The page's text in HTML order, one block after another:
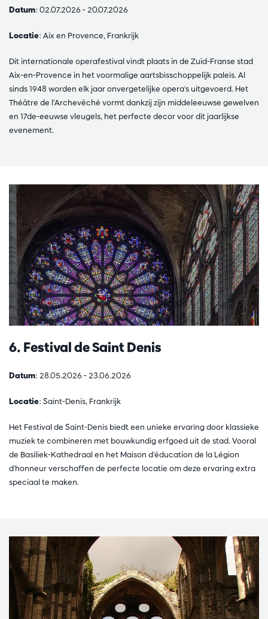
Datum: 02.07.2026 - 20.07.2026
Locatie: Aix en Provence, Frankrijk
Dit internationale operafestival vindt plaats in de Zuid-Franse stad
Aix-en-Provence in het voormalige aartsbisschoppelijk paleis. Al
sinds 1948 worden elk jaar onvergetelijke opera's uitgevoerd. Het
Théâtre de l’Archevêché vormt dankzij zijn middeleeuwse gewelven
en 17de-eeuwse vleugels, het perfecte decor voor dit jaarlijkse
evenement.
6. Festival de Saint Denis
Datum: 28.05.2026 - 23.06.2026
Locatie: Saint-Denis, Frankrijk
Het Festival de Saint-Denis biedt een unieke ervaring door klassieke
muziek te combineren met bouwkundig erfgoed uit de stad. Vooral
de Basiliek-Kathedraal en het Maison d'éducation de la Légion
d'honneur verschaffen de perfecte locatie om deze ervaring extra
speciaal te maken.